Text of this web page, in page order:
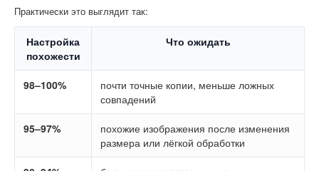
Практически это выглядит так:
Настройка
похожести
Что ожидать
98–100%
почти точные копии, меньше ложных
совпадений
95–97%
похожие изображения после изменения
размера или лёгкой обработки